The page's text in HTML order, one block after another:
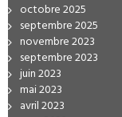
octobre 2025
septembre 2025
novembre 2023
septembre 2023
juin 2023
mai 2023
avril 2023